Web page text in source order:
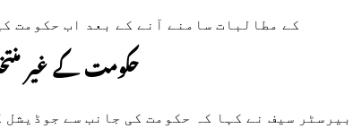
کے مطالبات سامنے آنے کے بعد اب حکومت
حکومت کے غیر
بیرسٹر سیف نے کہا کہ حکومت کی جانب سے